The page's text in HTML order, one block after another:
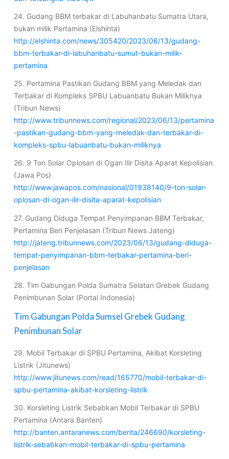
24. Gudang BBM terbakar di Labuhanbatu Sumatra Utara,
bukan milik Pertamina (Elshinta)
http://elshinta.com/news/305420/2023/06/13/gudang-
bbm-terbakar-di-labuhanbatu-sumut-bukan-milik-
pertamina
25. Pertamina Pastikan Gudang BBM yang Meledak dan
Terbakar di Kompleks SPBU Labuanbatu Bukan Miliknya
(Tribun News)
http://www.tribunnews.com/regional/2023/06/13/pertamina
-pastikan-gudang-bbm-yang-meledak-dan-terbakar-di-
kompleks-spbu-labuanbatu-bukan-miliknya
26. 9 Ton Solar Oplosan di Ogan Ilir Disita Aparat Kepolisian
(Jawa Pos)
http://www.jawapos.com/nasional/01938140/9-ton-solar-
oplosan-di-ogan-ilir-disita-aparat-kepolisian
27. Gudang Diduga Tempat Penyimpanan BBM Terbakar,
Pertamina Beri Penjelasan (Tribun News Jateng)
http://jateng.tribunnews.com/2023/06/13/gudang-diduga-
tempat-penyimpanan-bbm-terbakar-pertamina-beri-
penjelasan
28. Tim Gabungan Polda Sumatra Selatan Grebek Gudang
Penimbunan Solar (Portal Indonesia)
Tim Gabungan Polda Sumsel Grebek Gudang
Penimbunan Solar
29. Mobil Terbakar di SPBU Pertamina, Akibat Korsleting
Listrik (Jitunews)
http://www.jitunews.com/read/165770/mobil-terbakar-di-
spbu-pertamina-akibat-korsleting-listrik
30. Korsleting Listrik Sebabkan Mobil Terbakar di SPBU
Pertamina (Antara Banten)
http://banten.antaranews.com/berita/246690/korsleting-
listrik-sebabkan-mobil-terbakar-di-spbu-pertamina